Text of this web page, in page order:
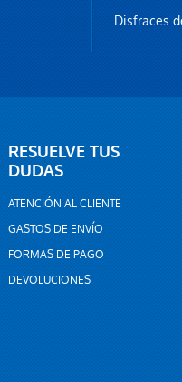
Disfraces
RESUELVE TUS
DUDAS
ATENCIÓN AL CLIENTE
GASTOS DE ENVÍO
FORMAS DE PAGO
DEVOLUCIONES